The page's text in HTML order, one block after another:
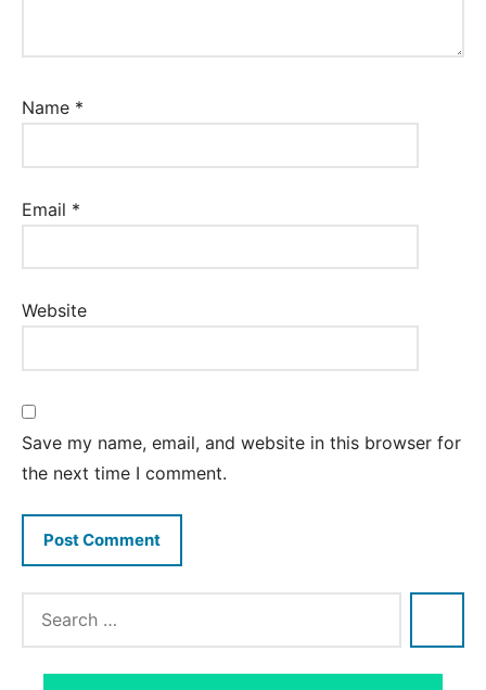
Name *
Email *
Website
Save my name, email, and website in this browser for
the next time I comment.